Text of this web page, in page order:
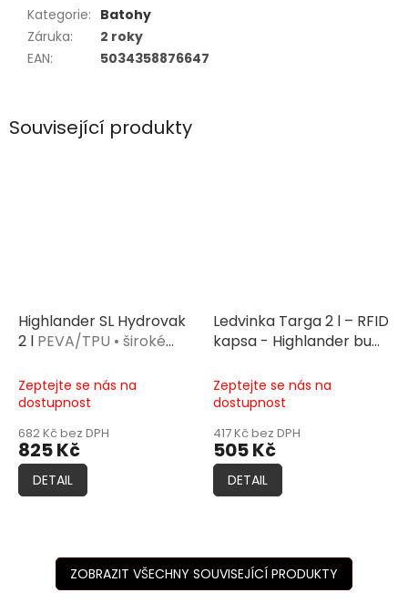
Související produkty
Highlander SL Hydrovak
2 l PEVA/TPU • široké
hadička • kousací ventil
Zeptejte se nás na
dostupnost
682 Kč bez DPH
825 Kč
DETAIL
Ledvinka Targa 2 l – RFID
kapsa - Highlander bum
• Duraflex přezka •
odepínací pás
Zeptejte se nás na
dostupnost
417 Kč bez DPH
505 Kč
DETAIL
ZOBRAZIT VŠECHNY SOUVISEJÍCÍ PRODUKTY
Kategorie: Batohy
Záruka:
2 roky
EAN: 5034358876647